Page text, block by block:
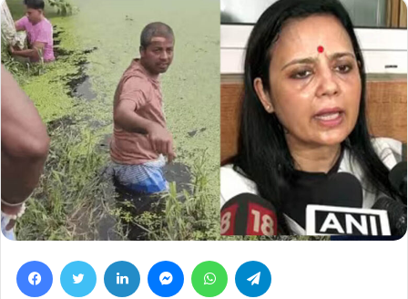
FacebookTwitter LinkedIn MessengerWhatsApp